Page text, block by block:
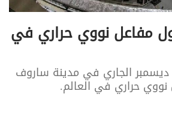
مفاعل نووي حراري في
الجاري في مدينة ساروف
حراري في العالم.